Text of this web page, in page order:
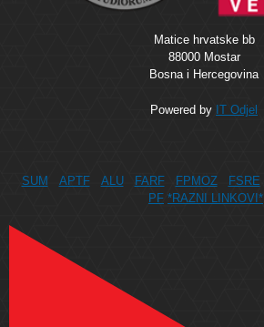
Matice hrvatske bb
88000 Mostar
Bosna i Hercegovina
Powered by IT Odjel
SUM APTF ALU FARF FPMOZ FSRE
PF *RAZNI LINKOVI*